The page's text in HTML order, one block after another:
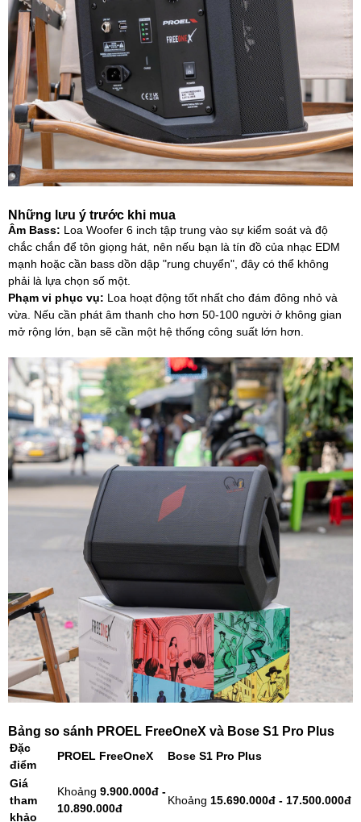
Những lưu ý trước khi mua
Âm Bass: Loa Woofer 6 inch tập trung vào sự kiểm soát và độ
chắc chắn để tôn giọng hát, nên nếu bạn là tín đồ của nhạc EDM
mạnh hoặc cần bass dồn dập "rung chuyển", đây có thể không
phải là lựa chọn số một.
Phạm vi phục vụ: Loa hoạt động tốt nhất cho đám đông nhỏ và
vừa. Nếu cần phát âm thanh cho hơn 50-100 người ở không gian
mở rộng lớn, bạn sẽ cần một hệ thống công suất lớn hơn.
Bảng so sánh PROEL FreeOneX và Bose S1 Pro Plus
Đặc
điểm
PROEL FreeOneX Bose S1 Pro Plus
Giá
tham
khảo
Khoảng 9.900.000đ -
10.890.000đ
Khoảng 15.690.000đ - 17.500.000đ